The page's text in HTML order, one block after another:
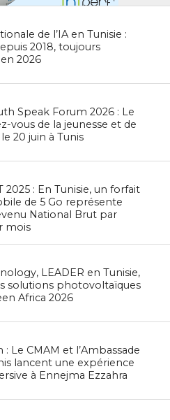
de l’IA en Tunisie :
2018, toujours
2026
Speak Forum 2026 : Le
vous de la jeunesse et de
20 juin à Tunis
2025 : En Tunisie, un forfait
de 5 Go représente
National Brut par
mois
LEADER en Tunisie,
solutions photovoltaïques
Africa 2026
: Le CMAM et l’Ambassade
lancent une expérience
à Ennejma Ezzahra